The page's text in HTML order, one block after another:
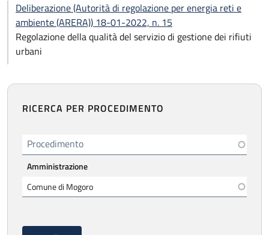
Deliberazione (Autorità di regolazione per energia reti e
ambiente (ARERA)) 18-01-2022, n. 15
Regolazione della qualità del servizio di gestione dei rifiuti
urbani
RICERCA PER PROCEDIMENTO
Procedimento
Amministrazione